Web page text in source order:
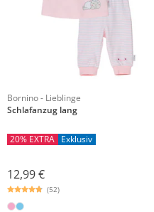
Bornino - Lieblinge
Schlafanzug lang
20% EXTRA Exklusiv
12,99 €
(52)